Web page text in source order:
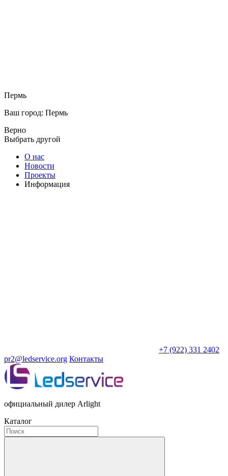
Пермь
Ваш город: Пермь
Верно
Выбрать другой
О нас
Новости
Проекты
Информация
+7 (922) 331 2402
pr2@ledservice.org Контакты
официальный дилер Arlight
Каталог